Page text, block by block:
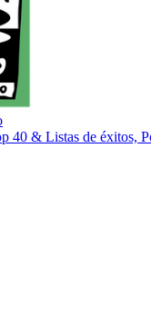
40 & Listas de éxitos,